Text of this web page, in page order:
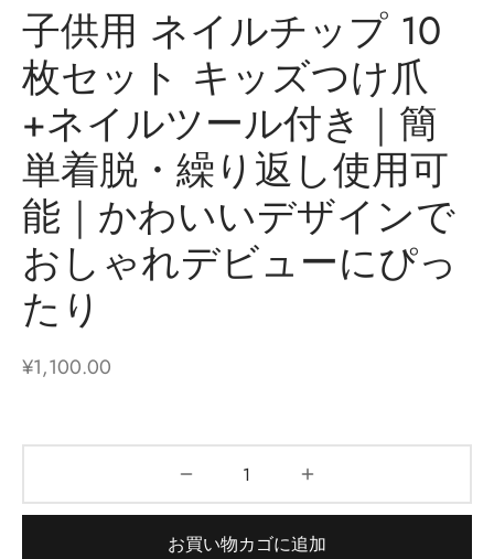
子供用 ネイルチップ 10
枚セット キッズつけ爪
+ネイルツール付き｜簡
単着脱・繰り返し使用可
能｜かわいいデザインで
おしゃれデビューにぴっ
たり
¥1,100.00
お買い物カゴに追加